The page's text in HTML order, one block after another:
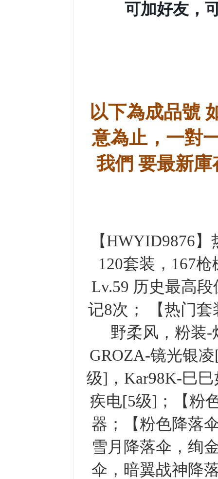
可加好友，
以下為成品號
意為止，一對
我們 要最新
【HWYID9876
120套装，167
Lv.59 历史最高
记8次； 【热门
野柔风，粉装
GROZA-镜光银
级]，Kar98K-巳
疾电[5级]；【粉
器；【粉色降落
雪月降落伞，绚
伞，暗翼战神降